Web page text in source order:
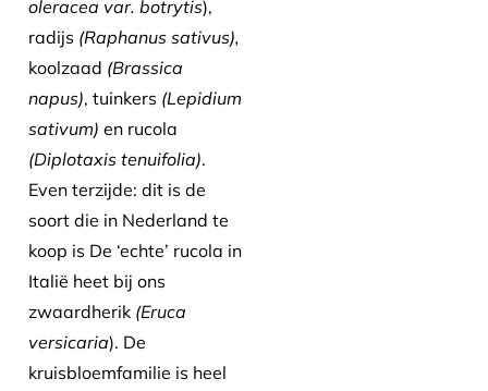
oleracea var. botrytis),
radijs (Raphanus sativus),
koolzaad (Brassica
napus), tuinkers (Lepidium
sativum) en rucola
(Diplotaxis tenuifolia).
Even terzijde: dit is de
soort die in Nederland te
koop is De ‘echte’ rucola in
Italië heet bij ons
zwaardherik (Eruca
versicaria). De
kruisbloemfamilie is heel